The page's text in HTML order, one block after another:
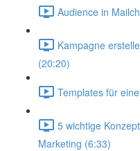
Audience in
Kampagne
(20:20)
Templates für
5 wichtige
Marketing (6:33)